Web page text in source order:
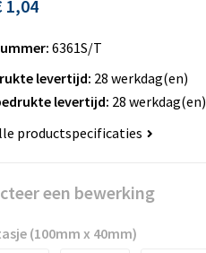
1,04
6361S/T
levertijd: 28 werkdag(en)
levertijd: 28 werkdag(en)
productspecificaties
een bewerking
(100mm x 40mm)